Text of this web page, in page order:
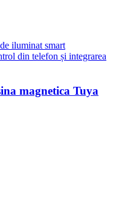
magnetica Tuya